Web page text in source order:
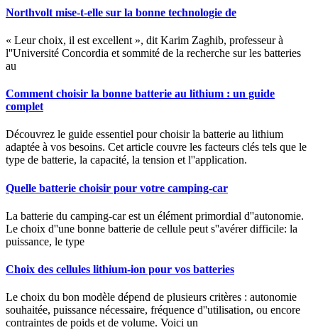
Northvolt mise-t-elle sur la bonne technologie de
« Leur choix, il est excellent », dit Karim Zaghib, professeur à
l''Université Concordia et sommité de la recherche sur les batteries
au
Comment choisir la bonne batterie au lithium : un guide
complet
Découvrez le guide essentiel pour choisir la batterie au lithium
adaptée à vos besoins. Cet article couvre les facteurs clés tels que le
type de batterie, la capacité, la tension et l''application.
Quelle batterie choisir pour votre camping-car
La batterie du camping-car est un élément primordial d''autonomie.
Le choix d''une bonne batterie de cellule peut s''avérer difficile: la
puissance, le type
Choix des cellules lithium-ion pour vos batteries
Le choix du bon modèle dépend de plusieurs critères : autonomie
souhaitée, puissance nécessaire, fréquence d''utilisation, ou encore
contraintes de poids et de volume. Voici un